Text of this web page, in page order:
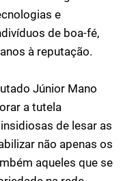
e
de boa-fé,
à reputação.
Júnior Mano
a tutela
de lesar as
não apenas os
aqueles que se